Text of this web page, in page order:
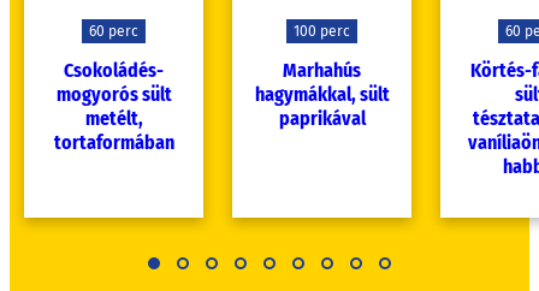
60 perc
Csokoládés-
mogyorós sült
metélt,
tortaformában
100 perc
Marhahús
hagymákkal, sült
paprikával
60
Körtés-